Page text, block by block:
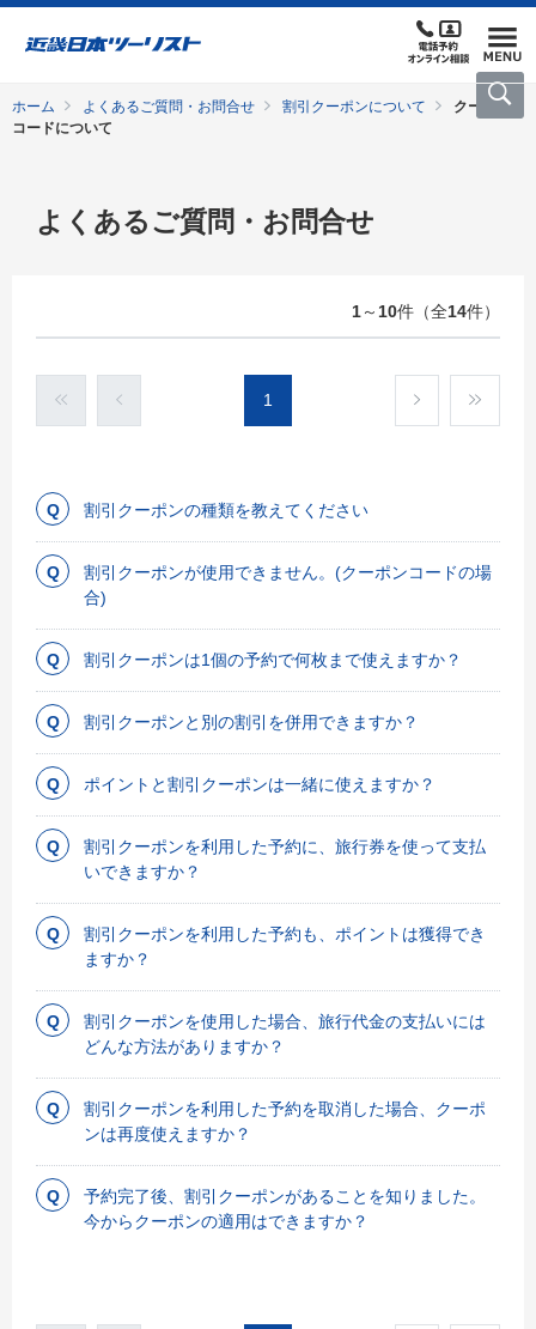
ホーム よくあるご質問・お問合せ 割引クーポンについて
クーポン
コードについて
よくあるご質問・お問合せ
1～ 10件（全14件）
1
割引クーポンの種類を教えてください
割引クーポンが使用できません。(クーポンコードの場
合)
割引クーポンは1個の予約で何枚まで使えますか？
割引クーポンと別の割引を併用できますか？
ポイントと割引クーポンは一緒に使えますか？
割引クーポンを利用した予約に、旅行券を使って支払
いできますか？
割引クーポンを利用した予約も、ポイントは獲得でき
ますか？
割引クーポンを使用した場合、旅行代金の支払いには
どんな方法がありますか？
割引クーポンを利用した予約を取消した場合、クーポ
ンは再度使えますか？
予約完了後、割引クーポンがあることを知りました。
今からクーポンの適用はできますか？